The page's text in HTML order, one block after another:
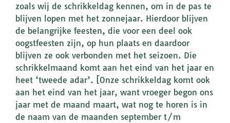
zoals wij de schrikkeldag kennen, om in de pas te
blijven lopen met het zonnejaar. Hierdoor blijven
de belangrijke feesten, die voor een deel ook
oogstfeesten zijn, op hun plaats en daardoor
blijven ze ook verbonden met het seizoen. Die
schrikkelmaand komt aan het eind van het jaar en
heet ‘tweede adar’. [Onze schrikkeldag komt ook
aan het eind van het jaar, want vroeger begon ons
jaar met de maand maart, wat nog te horen is in
de naam van de maanden september t/m